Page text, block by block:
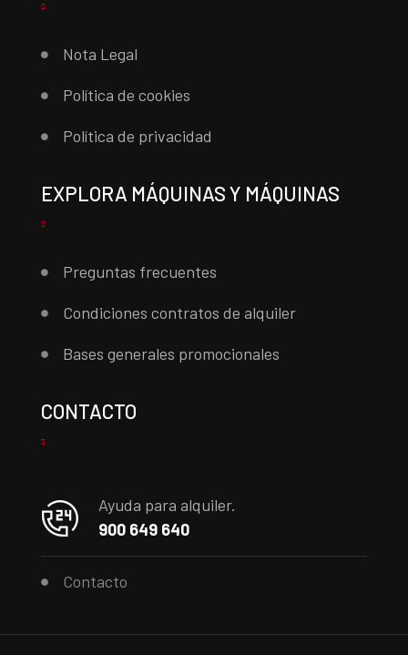
Nota Legal
Política de cookies
Política de privacidad
EXPLORA MÁQUINAS Y MÁQUINAS
Preguntas frecuentes
Condiciones contratos de alquiler
Bases generales promocionales
CONTACTO
Ayuda para alquiler.
900 649 640
Contacto